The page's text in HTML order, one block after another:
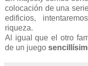
colocación de una
edificios,
riqueza.
Al igual que el otro
de un juego